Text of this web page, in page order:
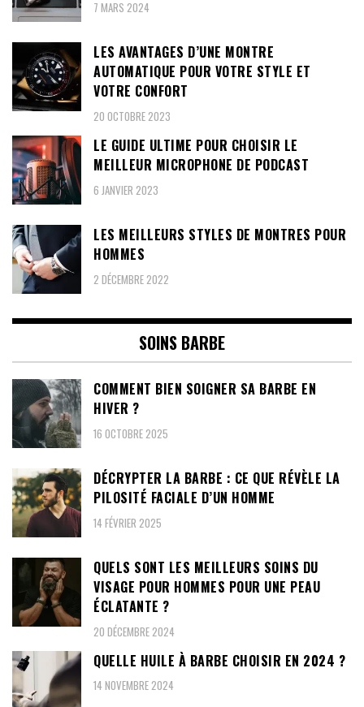
7 MARS 2024
LES AVANTAGES D’UNE MONTRE
AUTOMATIQUE POUR VOTRE STYLE ET
VOTRE CONFORT
20 OCTOBRE 2023
LE GUIDE ULTIME POUR CHOISIR LE
MEILLEUR MICROPHONE DE PODCAST
6 JANVIER 2023
LES MEILLEURS STYLES DE MONTRES POUR
HOMMES
2 DÉCEMBRE 2022
SOINS BARBE
COMMENT BIEN SOIGNER SA BARBE EN
HIVER ?
16 OCTOBRE 2025
DÉCRYPTER LA BARBE : CE QUE RÉVÈLE LA
PILOSITÉ FACIALE D’UN HOMME
14 FÉVRIER 2025
QUELS SONT LES MEILLEURS SOINS DU
VISAGE POUR HOMMES POUR UNE PEAU
ÉCLATANTE ?
20 DÉCEMBRE 2024
QUELLE HUILE À BARBE CHOISIR EN 2024 ?
14 NOVEMBRE 2024